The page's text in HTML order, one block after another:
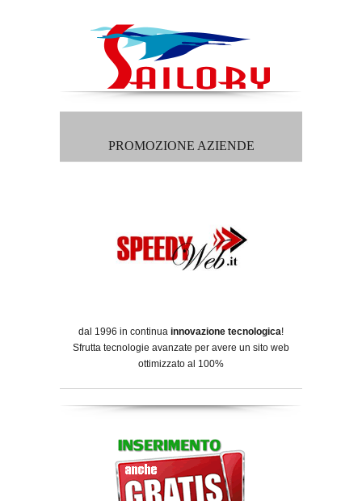
PROMOZIONE AZIENDE
dal 1996 in continua innovazione tecnologica!
Sfrutta tecnologie avanzate per avere un sito web
ottimizzato al 100%